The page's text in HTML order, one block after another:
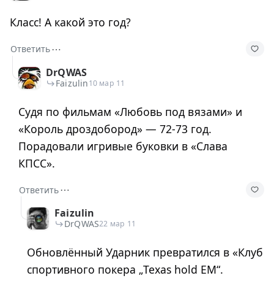
Класс! А какой это год?
Ответить⋯
DrQWAS
Faizulin10 мар 11
Судя по фильмам «Любовь под вязами» и
«Король дроздобород» — 72-73 год.
Порадовали игривые буковки в «Слава
КПСС».
Ответить⋯
Faizulin
DrQWAS22 мар 11
Обновлённый Ударник превратился в «Клуб
спортивного покера „Texas hold EM“.